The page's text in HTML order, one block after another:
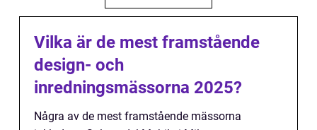
Vilka är de mest framstående
design- och
inredningsmässorna 2025?
Några av de mest framstående mässorna